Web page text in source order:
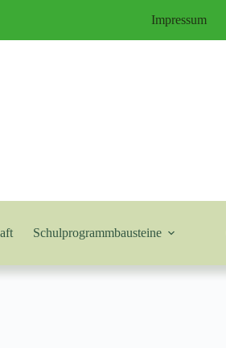
Impressum
Schulprogrammbausteine